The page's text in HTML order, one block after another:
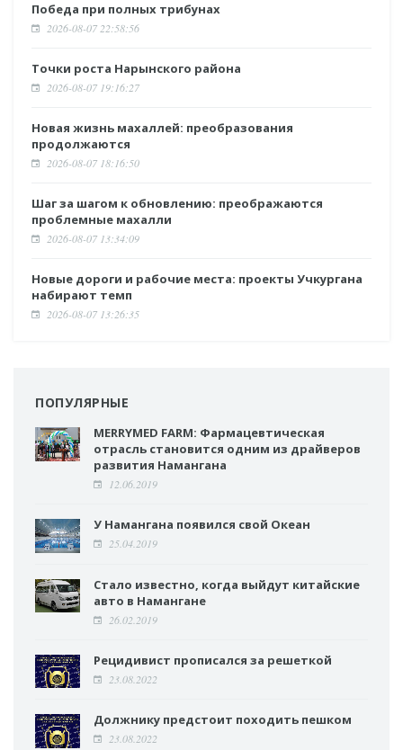
Победа при полных трибунах
2026-08-07 22:58:56
Точки роста Нарынского района
2026-08-07 19:16:27
Новая жизнь махаллей: преобразования
продолжаются
2026-08-07 18:16:50
Шаг за шагом к обновлению: преображаются
проблемные махалли
2026-08-07 13:34:09
Новые дороги и рабочие места: проекты Учкургана
набирают темп
2026-08-07 13:26:35
ПОПУЛЯРНЫЕ
MERRYMED FARM: Фармацевтическая
отрасль становится одним из драйверов
развития Намангана
12.06.2019
У Намангана появился свой Океан
25.04.2019
Стало известно, когда выйдут китайские
авто в Намангане
26.02.2019
Рецидивист прописался за решеткой
23.08.2022
Должнику предстоит походить пешком
23.08.2022